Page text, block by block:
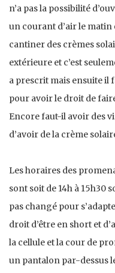
n’a pas la possibilité
un courant d’air le
cantiner des crèmes
extérieure et c’est
a prescrit mais ensuite il
pour avoir le droit de
Encore faut-il avoir des
d’avoir de la crème
Les horaires des
sont soit de 14h à 15h30
pas changé pour
droit d’être en short et
la cellule et la cour de
un pantalon par-dessus